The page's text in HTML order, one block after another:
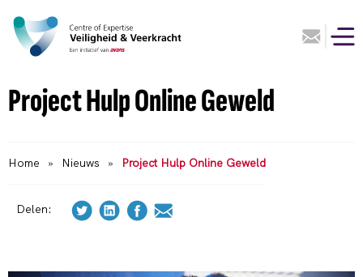
Project Hulp Online Geweld
Home » Nieuws » Project Hulp Online Geweld
Delen: